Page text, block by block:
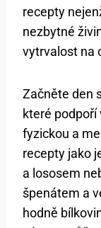
recepty
nezbytné
vytrvalost na
Začněte den
které podpoří
fyzickou a
recepty jako
a lososem
špenátem a
hodně